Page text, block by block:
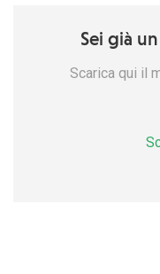
Sei già
Scarica qui il